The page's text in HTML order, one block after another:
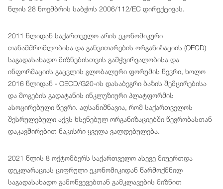
წლის 28 ნოემბრის საბჭოს 2006/112/EC დირექტივას.
2011 წლიდან საქართველო არის ეკონომიკური
თანამშრომლობისა და განვითარების ორგანიზაციის (OECD)
საგადასახადო მიზნებისთვის გამჭვირვალობისა და
ინფორმაციის გაცვლის გლობალური ფორუმის წევრი, ხოლო
2016 წლიდან - OECD/G20-ის დასაბეგრი ბაზის შემცირებისა
და მოგების გადატანის ინკლუზიური პლატფორმის
ასოცირებული წევრი. აღსანიშნავია, რომ საქართველოს
შესრულებული აქვს ხსენებულ ორგანიზაციებში წევრობასთან
დაკავშირებით ნაკისრი ყველა ვალდებულება.
2021 წლის 8 ოქტომბერს საქართველო ასევე მიუერთდა
დეკლარაციას ციფრული ეკონომიკიდან წარმოქმნილ
საგადასახადო გამოწვევებთან გამკლავების მიზნით